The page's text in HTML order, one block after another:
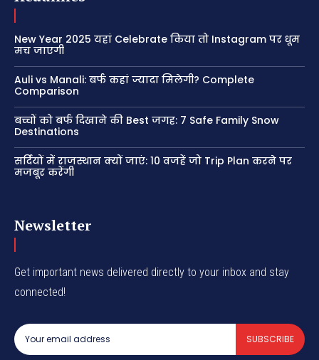
New Year 2025 यहां Celebrate किया तो Instagram पर धूम
मच जाएगी
Auli vs Manali: बर्फ कहां ज्यादा मिलेगी? Complete
Comparison
बच्चों को बर्फ दिखाने की Best जगह: 7 Safe Family Snow
Destinations
सर्दियों में राजस्थान क्यों जाएं: 10 वजहें जो Trip Plan करने पर
मजबूर करेंगी
Newsletter
Get important news delivered directly to your inbox and stay
connected!
SUBSCRIBE